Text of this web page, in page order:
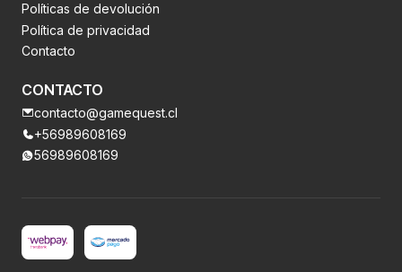
Políticas de devolución
Política de privacidad
Contacto
CONTACTO
contacto@gamequest.cl
+56989608169
56989608169